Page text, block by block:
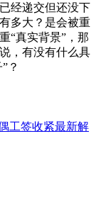
经递交但还没下
多大？是会被重
“真实背景”，那
，有没有什么具
？
工签收紧最新解